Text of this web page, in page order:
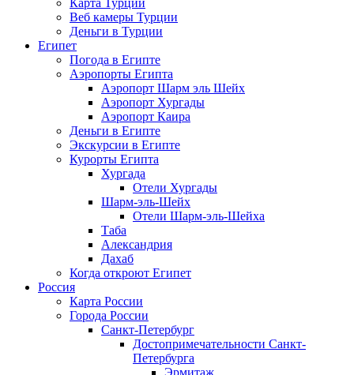
Карта Турции
Веб камеры Турции
Деньги в Турции
Египет
Погода в Египте
Аэропорты Египта
Аэропорт Шарм эль Шейх
Аэропорт Хургады
Аэропорт Каира
Деньги в Египте
Экскурсии в Египте
Курорты Египта
Хургада
Отели Хургады
Шарм-эль-Шейх
Отели Шарм-эль-Шейха
Таба
Александрия
Дахаб
Когда откроют Египет
Россия
Карта России
Города России
Санкт-Петербург
Достопримечательности Санкт-
Петербурга
Эрмитаж